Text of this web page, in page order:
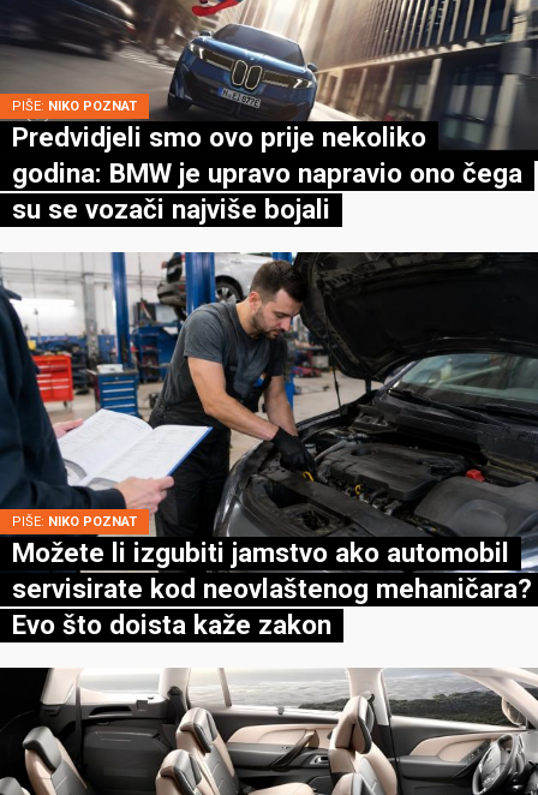
PIŠE: NIKO POZNAT
Predvidjeli smo ovo prije nekoliko
godina: BMW je upravo napravio ono čega
su se vozači najviše bojali
PIŠE: NIKO POZNAT
Možete li izgubiti jamstvo ako automobil
servisirate kod neovlaštenog mehaničara?
Evo što doista kaže zakon